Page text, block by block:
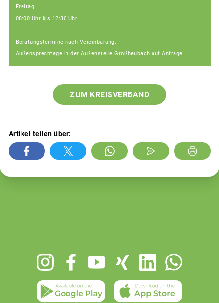
Freitag
08:00 Uhr bis 12:30 Uhr
Beratungstermine nach Vereinbarung.
Außensprechtage in der Außenstelle Großheubach auf Anfrage
ZUM KREISVERBAND
Artikel teilen über: